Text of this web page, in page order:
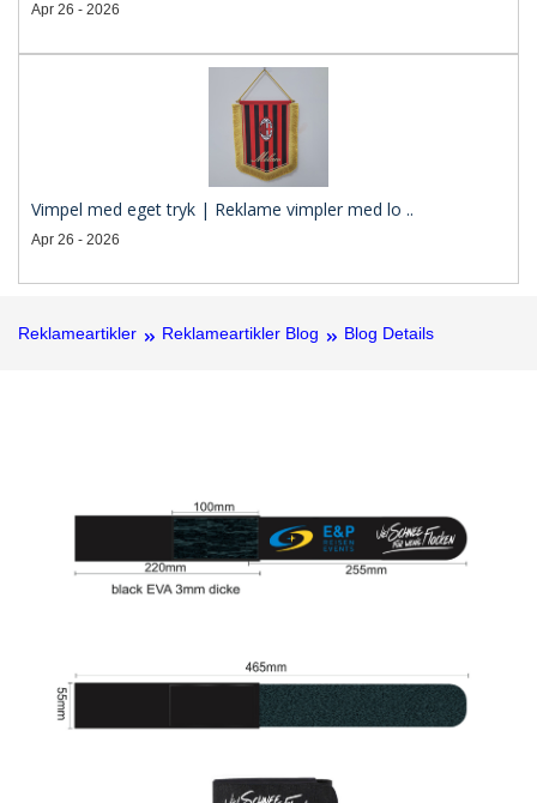
Apr 26 - 2026
Vimpel med eget tryk | Reklame vimpler med lo ..
Apr 26 - 2026
Reklameartikler Reklameartikler Blog Blog Details